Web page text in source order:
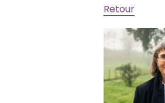
Retour